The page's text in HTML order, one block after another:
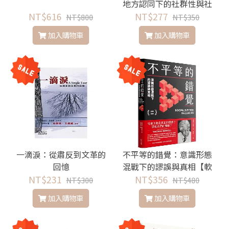
NT$616 NT$800
加入購物車
地方認同下的社群性與社
會想像
NT$277 NT$350
加入購物車
一滴淚：從肅反到文革的
回憶
NT$231 NT$300
加入購物車
不平等的錯覺：意識形態
混戰下的謬誤與真相【軟
精裝典藏版】
NT$356 NT$480
加入購物車